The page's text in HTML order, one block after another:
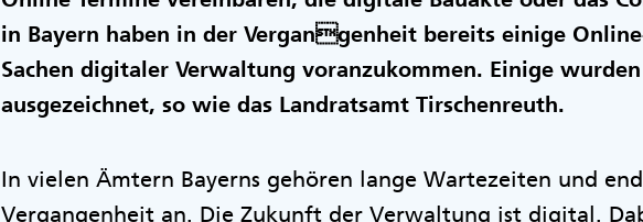
in Bayern haben in der Vergangenheit bereits einige
Sachen digitaler Verwaltung voranzukommen. Einige
ausgezeichnet, so wie das Landratsamt Tirschenreuth.
In vielen Ämtern Bayerns gehören lange Wartezeiten und
Vergangenheit an. Die Zukunft der Verwaltung ist digital.